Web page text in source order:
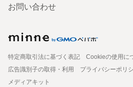
お問い合わせ
特定商取引法に基づく表記
Cookieの使用に
広告識別子の取得・利用
プライバシーポリ
メディアキット